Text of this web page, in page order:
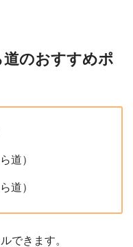
道のおすすめポ
道）
道）
できます。